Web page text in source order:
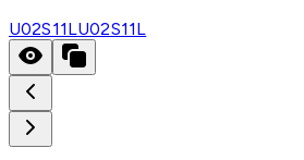
U02S11LU02S11L